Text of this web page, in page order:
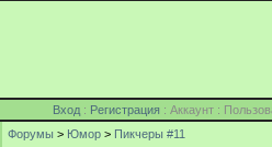
Вход : Регистрация : Аккаунт :
Форумы > Юмор> Пикчеры #11